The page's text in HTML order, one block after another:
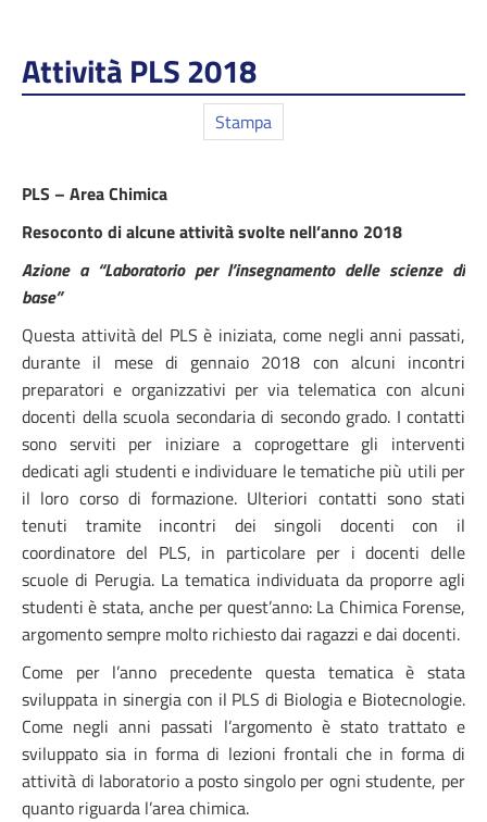
Attività PLS 2018
Stampa
PLS – Area Chimica
Resoconto di alcune attività svolte nell’anno 2018
Azione a “Laboratorio per l’insegnamento delle scienze di
base”
Questa attività del PLS è iniziata, come negli anni passati,
durante il mese di gennaio 2018 con alcuni incontri
preparatori e organizzativi per via telematica con alcuni
docenti della scuola secondaria di secondo grado. I contatti
sono serviti per iniziare a coprogettare gli interventi
dedicati agli studenti e individuare le tematiche più utili per
il loro corso di formazione. Ulteriori contatti sono stati
tenuti tramite incontri dei singoli docenti con il
coordinatore del PLS, in particolare per i docenti delle
scuole di Perugia. La tematica individuata da proporre agli
studenti è stata, anche per quest’anno: La Chimica Forense,
argomento sempre molto richiesto dai ragazzi e dai docenti.
Come per l’anno precedente questa tematica è stata
sviluppata in sinergia con il PLS di Biologia e Biotecnologie.
Come negli anni passati l’argomento è stato trattato e
sviluppato sia in forma di lezioni frontali che in forma di
attività di laboratorio a posto singolo per ogni studente, per
quanto riguarda l’area chimica.